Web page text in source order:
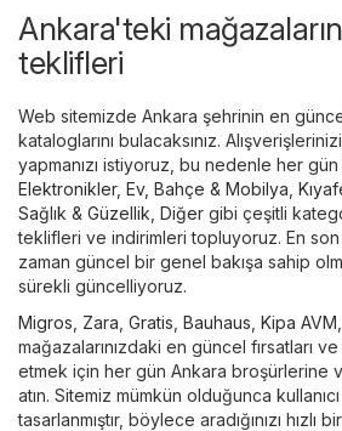
Ankara'teki
teklifleri
Web sitemizde Ankara şehrinin en
kataloglarını bulacaksınız.
yapmanızı istiyoruz, bu nedenle her gün
Elektronikler, Ev, Bahçe & Mobilya
Sağlık & Güzellik Diğer gibi çeşitli
teklifleri ve indirimleri topluyoruz. En
zaman güncel bir genel bakışa sahip
sürekli güncelliyoruz.
Migros Zara Gratis Bauhaus Kipa AVM
mağazalarınızdaki en güncel fırsatları
etmek için her gün Ankara broşürlerine
atın. Sitemiz mümkün olduğunca
tasarlanmıştır, böylece aradığınızı hızlı